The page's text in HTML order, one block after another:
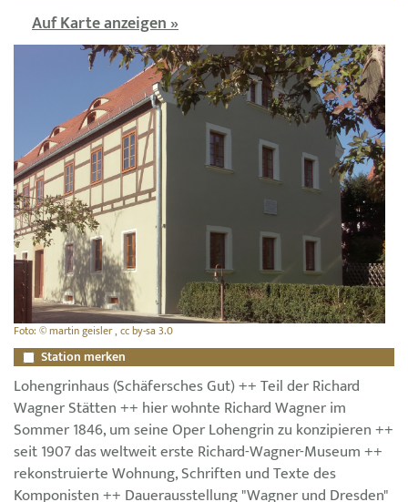
Auf Karte anzeigen »
Foto: © martin geisler , cc by-sa 3.0
Station merken
Lohengrinhaus (Schäfersches Gut) ++ Teil der Richard
Wagner Stätten ++ hier wohnte Richard Wagner im
Sommer 1846, um seine Oper Lohengrin zu konzipieren ++
seit 1907 das weltweit erste Richard-Wagner-Museum ++
rekonstruierte Wohnung, Schriften und Texte des
Komponisten ++ Dauerausstellung "Wagner und Dresden"